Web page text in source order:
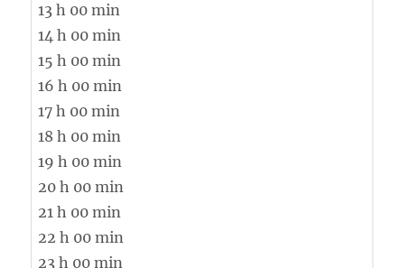
13 h 00 min
14 h 00 min
15 h 00 min
16 h 00 min
17 h 00 min
18 h 00 min
19 h 00 min
20 h 00 min
21 h 00 min
22 h 00 min
23 h 00 min